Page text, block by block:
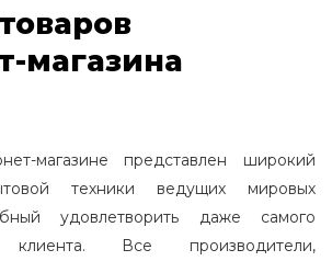
магазина
магазине представлен широкий
техники ведущих мировых
удовлетворить даже самого
клиента. Все производители,